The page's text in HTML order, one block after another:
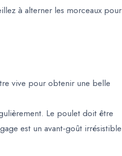
à alterner les morceaux pour
vive pour obtenir une belle
Le poulet doit être
est un avant-goût irrésistible